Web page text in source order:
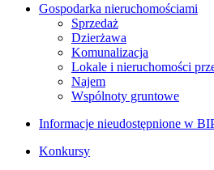
Gospodarka nieruchomościami
Sprzedaż
Dzierżawa
Komunalizacja
Lokale i nieruchomości
Najem
Wspólnoty gruntowe
Informacje nieudostępnione w
Konkursy